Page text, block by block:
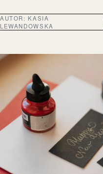
AUTOR: KASIA
LEWANDOWSKA